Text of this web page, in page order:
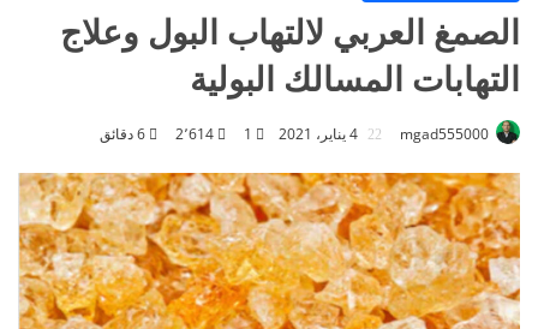
الصمغ العربي لالتهاب البول وعلاج
التهابات المسالك البولية
mgad555000 4 يناير، 2021 1 2٬614